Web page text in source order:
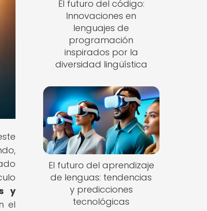
y
el
El futuro del código:
Innovaciones en
lenguajes de
programación
inspirados por la
diversidad lingüística
El futuro del aprendizaje
de lenguas: tendencias
y predicciones
tecnológicas